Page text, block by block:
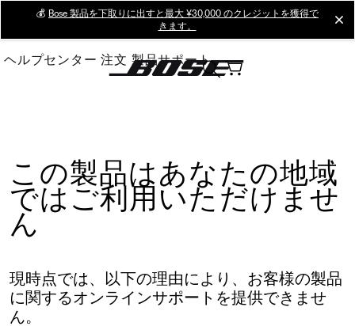
Main
💰 Bose 製品を下取りに出すと最大 ¥30,000 のクレジットを獲得で
きます。
ヘルプセンター 注文 製品サポート
この製品はあなたの地域
ではご利用いただけませ
ん
現時点では、以下の理由により、お客様の製品
に関するオンラインサポートを提供できませ
ん。